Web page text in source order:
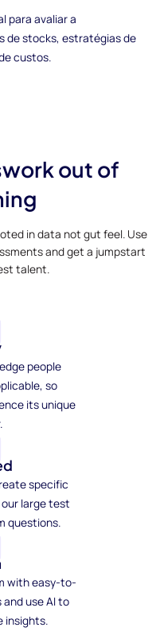
para avaliar a
de stocks, estratégias de
custos.
out of
in data not gut feel. Use
and get a jumpstart
talent.
people
so
its unique
specific
large test
questions.
with easy-to-
use AI to
insights.